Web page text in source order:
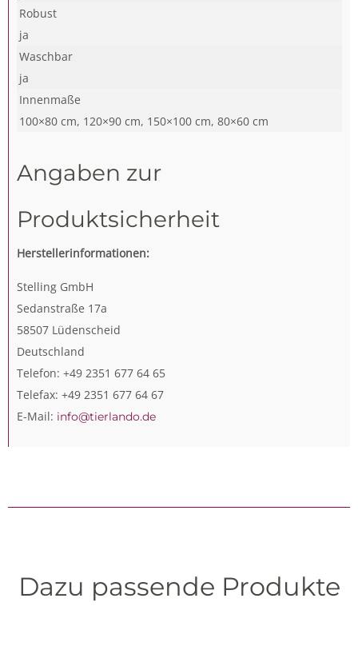
Robust
ja
Waschbar
ja
Innenmaße
100×80 cm, 120×90 cm, 150×100 cm, 80×60 cm
Angaben zur
Produktsicherheit
Herstellerinformationen:
Stelling GmbH
Sedanstraße 17a
58507 Lüdenscheid
Deutschland
Telefon: +49 2351 677 64 65
Telefax: +49 2351 677 64 67
E-Mail: info@tierlando.de
Dazu passende Produkte